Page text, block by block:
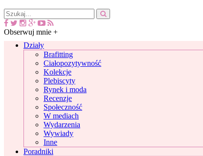
Obserwuj mnie +
Działy
Brafitting
Ciałopozytywność
Kolekcje
Plebiscyty
Rynek i moda
Recenzje
Społeczność
W mediach
Wydarzenia
Wywiady
Inne
Poradniki